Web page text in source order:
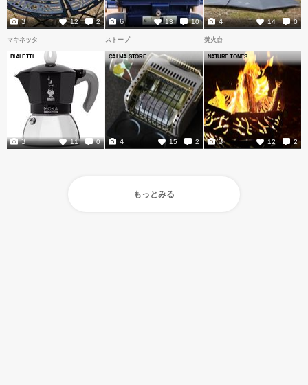
12 2
3 13 10
6 14 0
4
マキネッタ
BIALETTI
11 0
3
ストーブ
CALMA STORE
15 2
4
焚火台
NATURE TONES
12 2
3
もっとみる